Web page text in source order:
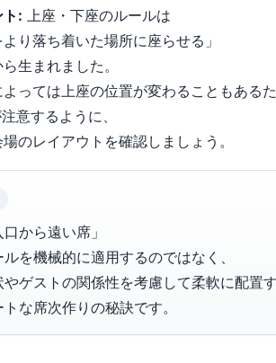
ト: 上座・下座のルールは
より落ち着いた場所に座らせる」
生まれました。
っては上座の位置が変わることもある
意するように、
のレイアウトを確認しましょう。
口から遠い席」
を機械的に適用するのではなく、
やゲストの関係性を考慮して柔軟に配置
な席次作りの秘訣です。